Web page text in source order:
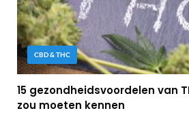
CBD & THC
15 gezondheidsvoordelen van
zou moeten kennen